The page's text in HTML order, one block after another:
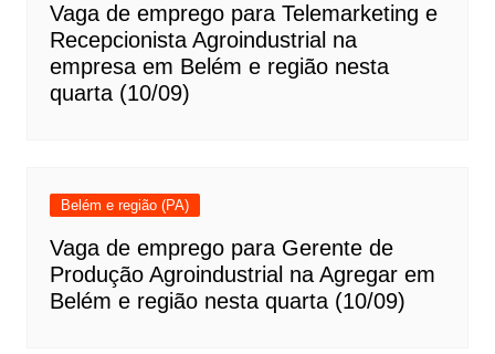
Vaga de emprego para Telemarketing e
Recepcionista Agroindustrial na
empresa em Belém e região nesta
quarta (10/09)
Belém e região (PA)
Vaga de emprego para Gerente de
Produção Agroindustrial na Agregar em
Belém e região nesta quarta (10/09)